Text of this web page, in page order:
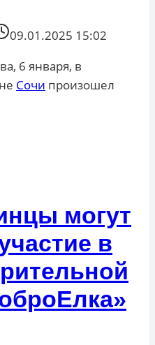
09.01.2025 15:02
6 января, в
Сочи произошел
могут
в